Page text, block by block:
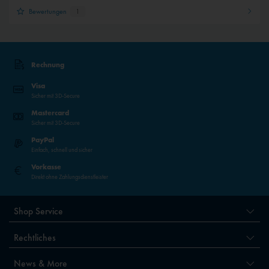
Bewertungen 1
Rechnung
Visa
Sicher mit 3D-Secure
Mastercard
Sicher mit 3D-Secure
PayPal
Einfach, schnell und sicher
Vorkasse
Direkt ohne Zahlungsdienstleister
Shop Service
Rechtliches
News & More